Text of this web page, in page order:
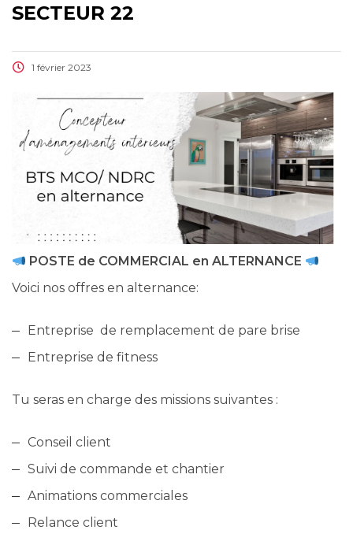
SECTEUR 22
1 février 2023
POSTE de COMMERCIAL en ALTERNANCE
Voici nos offres en alternance:
Entreprise de remplacement de pare brise
Entreprise de fitness
Tu seras en charge des missions suivantes :
Conseil client
Suivi de commande et chantier
Animations commerciales
Relance client